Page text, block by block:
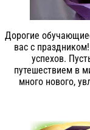
Дорогие
вас c
успехов.
путешествием в
много нового,